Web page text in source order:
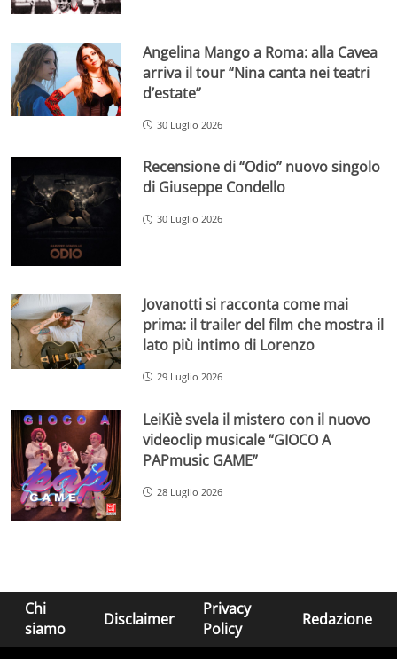
Angelina Mango a Roma: alla Cavea
arriva il tour “Nina canta nei teatri
d’estate”
30 Luglio 2026
Recensione di “Odio” nuovo singolo
di Giuseppe Condello
30 Luglio 2026
Jovanotti si racconta come mai
prima: il trailer del film che mostra il
lato più intimo di Lorenzo
29 Luglio 2026
LeiKiè svela il mistero con il nuovo
videoclip musicale “GIOCO A
PAPmusic GAME”
28 Luglio 2026
Chi
siamo
Disclaimer
Privacy
Policy
Redazione